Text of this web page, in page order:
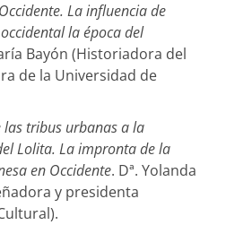
La influencia de
la época del
Bayón (Historiadora del
de la Universidad de
tribus urbanas a la
Lolita. La impronta de la
en Occidente. Dª. Yolanda
y presidenta